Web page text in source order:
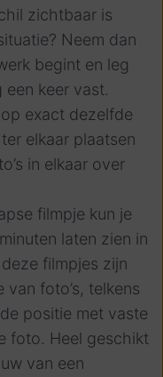
zichtbaar is
Neem dan
begint en leg
keer vast.
exact dezelfde
elkaar plaatsen
in elkaar over
filmpje kun je
laten zien in
filmpjes zijn
foto’s, telkens
positie met vaste
foto. Heel geschikt
van een